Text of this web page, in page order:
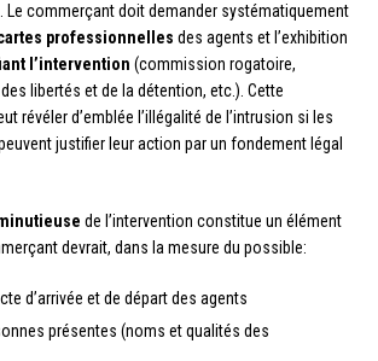
Le commerçant doit demander systématiquement
professionnelles des agents et l’exhibition
l’intervention (commission rogatoire,
libertés et de la détention, etc.). Cette
révéler d’emblée l’illégalité de l’intrusion si les
justifier leur action par un fondement légal
de l’intervention constitue un élément
devrait, dans la mesure du possible:
d’arrivée et de départ des agents
présentes (noms et qualités des